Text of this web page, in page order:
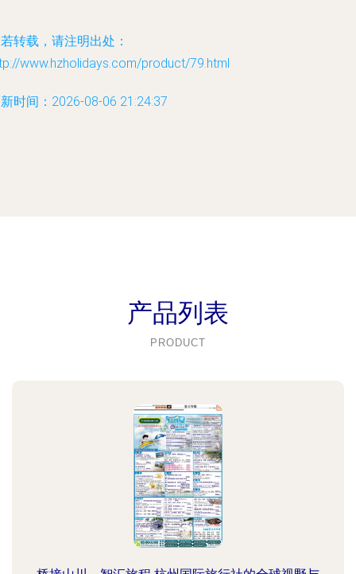
转载，请注明出处：
www.hzholidays.com/product/79.html
时间：2026-08-06 21:24:37
产品列表
PRODUCT